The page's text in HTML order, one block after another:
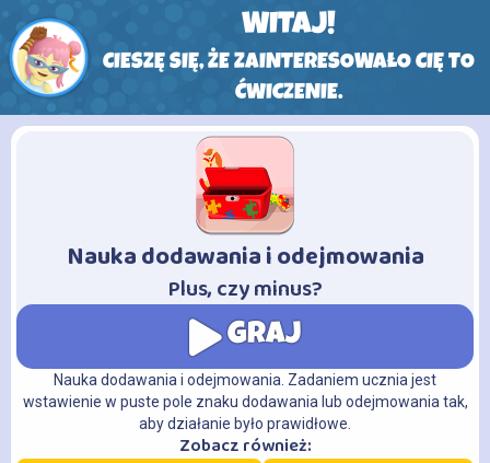
WITAJ!
CIESZĘ SIĘ, ŻE ZAINTERESOWAŁO CIĘ TO
ĆWICZENIE.
Nauka dodawania i odejmowania
- Plus, czy minus?
GRAJ
Nauka dodawania i odejmowania. Zadaniem ucznia jest
wstawienie w puste pole znaku dodawania lub odejmowania tak,
aby działanie było prawidłowe.
Zobacz również: